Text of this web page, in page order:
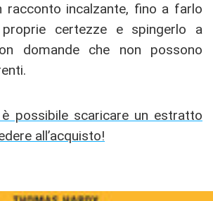
racconto incalzante, fino a farlo
certezze e spingerlo a
domande che non possono
possibile scaricare un estratto
all’acquisto!